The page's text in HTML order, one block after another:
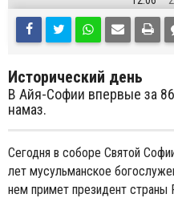
Исторический день
В Айя-Софии впервые за
намаз.
Сегодня в соборе Святой
лет мусульманское
нем примет президент страны